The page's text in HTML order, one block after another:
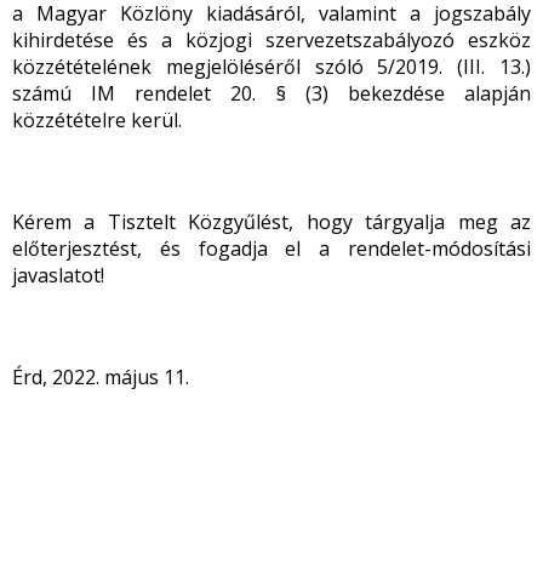
a Magyar Közlöny kiadásáról, valamint a jogszabály
kihirdetése és a közjogi szervezetszabályozó eszköz
közzétételének megjelöléséről szóló 5/2019. (III. 13.)
számú IM rendelet 20. § (3) bekezdése alapján
közzétételre kerül.
Kérem a Tisztelt Közgyűlést, hogy tárgyalja meg az
előterjesztést, és fogadja el a rendelet-módosítási
javaslatot!
Érd, 2022. május 11.